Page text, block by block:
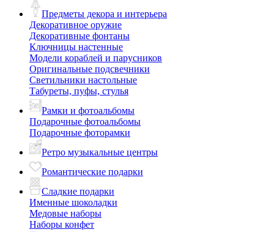
Предметы декора и интерьера
Декоративное оружие
Декоративные фонтаны
Ключницы настенные
Модели кораблей и парусников
Оригинальные подсвечники
Светильники настольные
Табуреты, пуфы, стулья
Рамки и фотоальбомы
Подарочные фотоальбомы
Подарочные фоторамки
Ретро музыкальные центры
Романтические подарки
Сладкие подарки
Именные шоколадки
Медовые наборы
Наборы конфет